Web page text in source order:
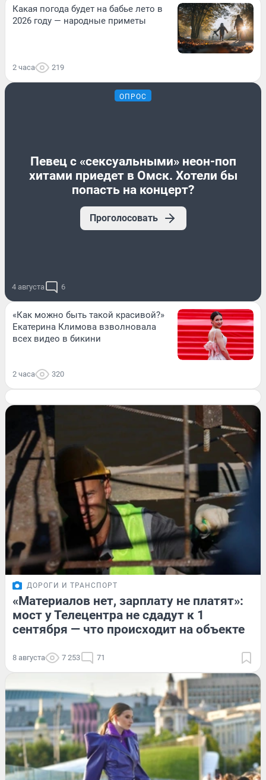
Какая погода будет на бабье лето в
2026 году — народные приметы
2 часа 219
ОПРОС
Певец с «сексуальными» неон-поп
хитами приедет в Омск. Хотели бы
попасть на концерт?
Проголосовать
4 августа 6
«Как можно быть такой красивой?»
Екатерина Климова взволновала
всех видео в бикини
2 часа 320
ДОРОГИ И ТРАНСПОРТ
«Материалов нет, зарплату не платят»:
мост у Телецентра не сдадут к 1
сентября — что происходит на объекте
8 августа 7 253 71